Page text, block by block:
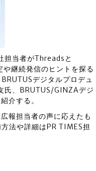
当者がThreadsと
継続発信のヒントを探る
デジタルプロデュ
氏、BRUTUS/GINZAデジ
介する。
報担当者の声に応えたも
法や詳細はPR TIMES担